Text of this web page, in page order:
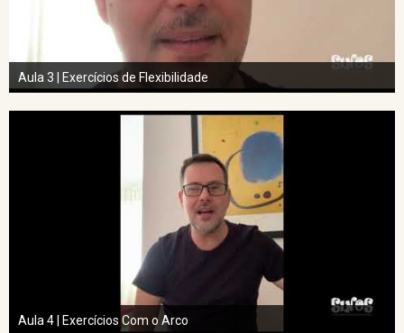
Aula 3 | Exercícios de Flexibilidade
Aula 4 | Exercícios Com o Arco